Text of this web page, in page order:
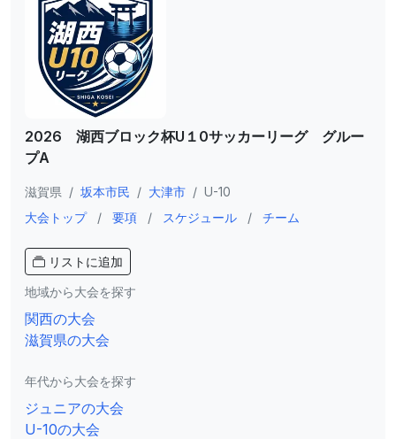
2026 湖西ブロック杯U１0サッカーリーグ グルー
プA
滋賀県 / 坂本市民 / 大津市 / U-10
大会トップ
/ 要項 / スケジュール / チーム
リストに追加
地域から大会を探す
関西の大会
滋賀県の大会
年代から大会を探す
ジュニアの大会
U-10の大会